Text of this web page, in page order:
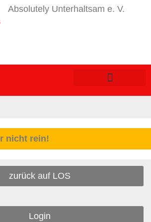
Absolutely Unterhaltsam e. V.
nicht rein!
zurück auf LOS
Login